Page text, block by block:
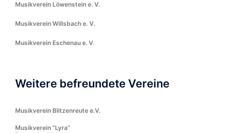
Musikverein Löwenstein e. V.
Musikverein Willsbach e. V.
Musikverein Eschenau e. V.
Weitere befreundete Vereine
Musikverein Blitzenreute e.V.
Musikverein “Lyra”